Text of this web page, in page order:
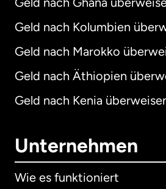
Geld nach Kolumbien
Geld nach Marokko
Geld nach Äthiopien
Geld nach Kenia
Unternehmen
Wie es funktioniert